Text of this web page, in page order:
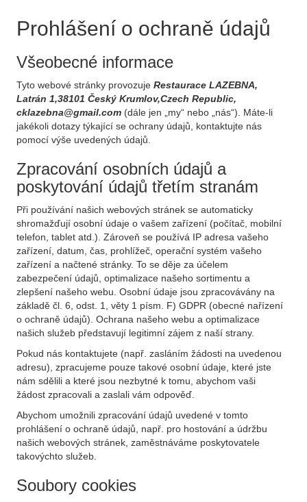
Prohlášení o ochraně údajů
Všeobecné informace
Tyto webové stránky provozuje Restaurace LAZEBNA,
Latrán 1,38101 Český Krumlov,Czech Republic,
cklazebna@gmail.com (dále jen „my“ nebo „nás“). Máte-li
jakékoli dotazy týkající se ochrany údajů, kontaktujte nás
pomocí výše uvedených údajů.
Zpracování osobních údajů a
poskytování údajů třetím stranám
Při používání našich webových stránek se automaticky
shromažďují osobní údaje o vašem zařízení (počítač, mobilní
telefon, tablet atd.). Zároveň se používá IP adresa vašeho
zařízení, datum, čas, prohlížeč, operační systém vašeho
zařízení a načtené stránky. To se děje za účelem
zabezpečení údajů, optimalizace našeho sortimentu a
zlepšení našeho webu. Osobní údaje jsou zpracovávány na
základě čl. 6, odst. 1, věty 1 písm. F) GDPR (obecné nařízení
o ochraně údajů). Ochrana našeho webu a optimalizace
našich služeb představují legitimní zájem z naší strany.
Pokud nás kontaktujete (např. zasláním žádosti na uvedenou
adresu), zpracujeme pouze takové osobní údaje, které jste
nám sdělili a které jsou nezbytné k tomu, abychom vaši
žádost zpracovali a zaslali vám odpověď.
Abychom umožnili zpracování údajů uvedené v tomto
prohlášení o ochraně údajů, např. pro hostování a údržbu
našich webových stránek, zaměstnáváme poskytovatele
takovýchto služeb.
Soubory cookies